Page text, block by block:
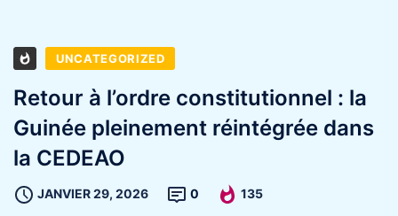
UNCATEGORIZED
Retour à l’ordre constitutionnel : la
Guinée pleinement réintégrée dans
la CEDEAO
JANVIER 29, 2026 0 135